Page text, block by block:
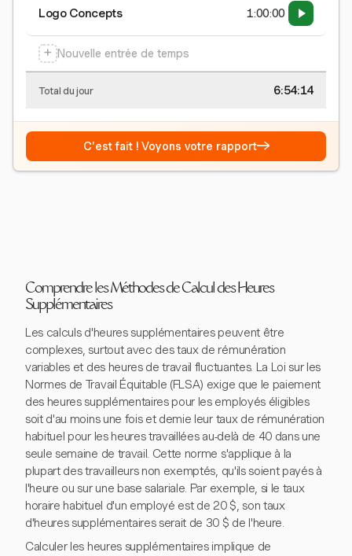
Logo Concepts 1:00:00
+ Nouvelle entrée de temps
Total du jour 6:54:15
C'est fait ! Voyons votre rapport→
Comprendre les Méthodes de Calcul des Heures
Supplémentaires
Les calculs d'heures supplémentaires peuvent être
complexes, surtout avec des taux de rémunération
variables et des heures de travail fluctuantes. La Loi sur les
Normes de Travail Équitable (FLSA) exige que le paiement
des heures supplémentaires pour les employés éligibles
soit d'au moins une fois et demie leur taux de rémunération
habituel pour les heures travaillées au-delà de 40 dans une
seule semaine de travail. Cette norme s'applique à la
plupart des travailleurs non exemptés, qu'ils soient payés à
l'heure ou sur une base salariale. Par exemple, si le taux
horaire habituel d'un employé est de 20 $, son taux
d'heures supplémentaires serait de 30 $ de l'heure.
Calculer les heures supplémentaires implique de